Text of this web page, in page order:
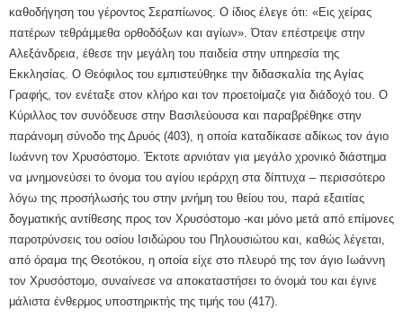
καθοδήγηση του γέροντος Σεραπίωνος. Ο ίδιος έλεγε ότι: «Εις χείρας
πατέρων τεθράμμεθα ορθοδόξων και αγίων». Όταν επέστρεψε στην
Αλεξάνδρεια, έθεσε την μεγάλη του παιδεία στην υπηρεσία της
Εκκλησίας. Ο Θεόφιλος του εμπιστεύθηκε την διδασκαλία της Αγίας
Γραφής, τον ενέταξε στον κλήρο και τον προετοίμαζε για διάδοχό του. Ο
Κύριλλος τον συνόδευσε στην Βασιλεύουσα και παραβρέθηκε στην
παράνομη σύνοδο της Δρυός (403), η οποία καταδίκασε αδίκως τον άγιο
Ιωάννη τον Χρυσόστομο. Έκτοτε αρνιόταν για μεγάλο χρονικό διάστημα
να μνημονεύσει το όνομα του αγίου ιεράρχη στα δίπτυχα – περισσότερο
λόγω της προσήλωσής του στην μνήμη του θείου του, παρά εξαιτίας
δογματικής αντίθεσης προς τον Χρυσόστομο -και μόνο μετά από επίμονες
παροτρύνσεις του οσίου Ισιδώρου του Πηλουσιώτου και, καθώς λέγεται,
από όραμα της Θεοτόκου, η οποία είχε στο πλευρό της τον άγιο Ιωάννη
τον Χρυσόστομο, συναίνεσε να αποκαταστήσει το όνομά του και έγινε
μάλιστα ένθερμος υποστηρικτής της τιμής του (417).